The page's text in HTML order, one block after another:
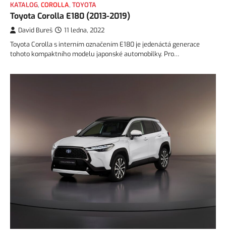
KATALOG, COROLLA, TOYOTA
Toyota Corolla E180 (2013-2019)
David Bureš
11 ledna, 2022
Toyota Corolla s interním označením E180 je jedenáctá generace
tohoto kompaktního modelu japonské automobilky. Pro…